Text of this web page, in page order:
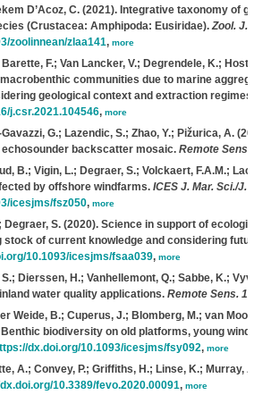
D’Acoz, C.(2021). Integrative taxonomy of
(Crustacea: Amphipoda: Eusiridae).Zool. J.
zoolinnean/zlaa141, more
F.; Van Lancker, V.; Degrendele, K.;
communities due to marine
geological context and extraction
j.csr.2021.104546, more
G.; Lazendic, S.; Zhao, Y.; Pižurica, A.
backscatter mosaic. Remote Sens.
B.; Vigin, L.; Degraer, S.; Volckaert, F.A.M.;
by offshore windfarms. ICES J. Mar. Sci./J.
icesjms/fsz050, more
Degraer, S.(2020). Science in support of
of current knowledge and considering
10.1093/icesjms/fsaa039, more
Dierssen, H.; Vanhellemont, Q.; Sabbe, K.;
water quality applications. Remote Sens.
Weide, B.; Cuperus, J.; Blomberg, M.; van
biodiversity on old platforms, young
dx.doi.org/10.1093/icesjms/fsy092, more
A.; Convey, P.; Griffiths, H.; Linse, K.; Murray,
10.3389/fevo.2020.00091, more